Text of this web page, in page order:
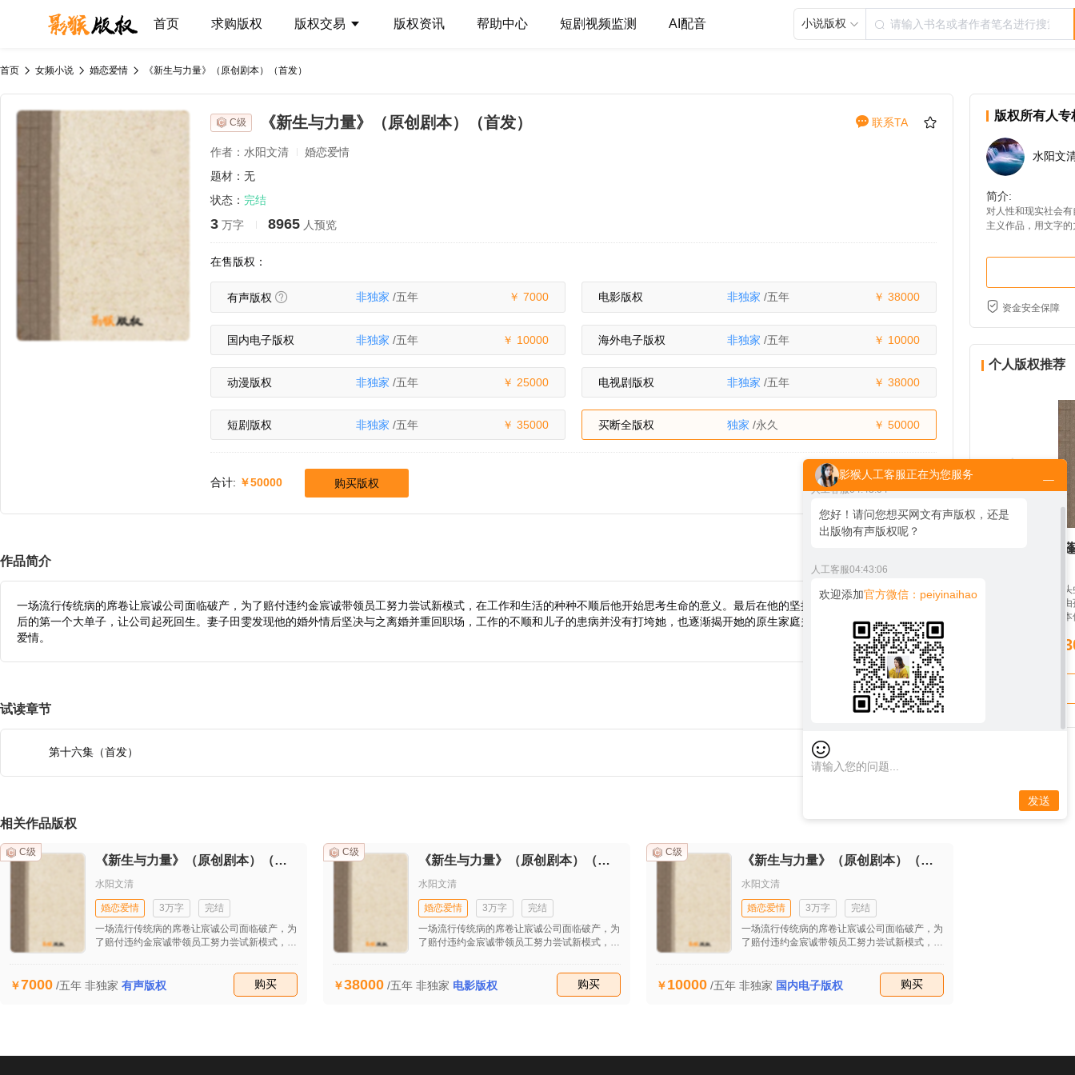
首页 求购版权 版权交易 版权资讯 帮助中心 短剧视频监测 AI配音 小说版权
首页 女频小说 婚恋爱情 《新生与力量》（原创剧本）（首发）
C级 《新生与力量》（原创剧本）（首发） 联系TA
作者：水阳文清
婚恋爱情
题材：无
状态： 完结
3 万字 8965 人预览
在售版权：
有声版权 非独家 /五年 7000 电影版权 非独家 /五年 38000
国内电子版权 非独家 /五年 10000 海外电子版权 非独家 /五年 10000
动漫版权 非独家 /五年 25000 电视剧版权 非独家 /五年 38000
短剧版权 非独家 /五年 35000 买断全版权 独家 /永久 50000
合计: 50000 购买版权
作品简介
一场流行传统病的席卷让宸诚公司面临破产，为了赔付违约金宸诚带领员工努力尝试新模式，在工作和生活的种种不顺后他开始思考生命的意义。最后在他的坚持下成功接到自流行病发生
后的第一个大单子，让公司起死回生。妻子田雯发现他的婚外情后坚决与之离婚并重回职场，工作的不顺和儿子的患病并没有打垮她，也逐渐揭开她的原生家庭关系，同时也收获了美好的
爱情。
试读章节
第十六集（首发）
相关作品版权
C级
《新生与力量》（原创剧本）（首发）
水阳文清
婚恋爱情 3万字
完结
一场流行传统病的席卷让宸诚公司面临破产，为
了赔付违约金宸诚带领员工努力尝试新模式，在
的第一个大单子，让公司起死回生。妻子田雯发
现他的婚外情后坚决与之离婚并重回职场，工作
7000 /五年 非独家 有声版权 购买
C级
《新生与力量》（原创剧本）（首发）
水阳文清
婚恋爱情 3万字
完结
一场流行传统病的席卷让宸诚公司面临破产，为
了赔付违约金宸诚带领员工努力尝试新模式，在
的第一个大单子，让公司起死回生。妻子田雯发
现他的婚外情后坚决与之离婚并重回职场，工作
38000 /五年 非独家 电影版权 购买
C级
《新生与力量》（原创剧本）（首发）
水阳文清
婚恋爱情 3万字
完结
一场流行传统病的席卷让宸诚公司面临破产，为
了赔付违约金宸诚带领员工努力尝试新模式，在
的第一个大单子，让公司起死回生。妻子田雯发
现他的婚外情后坚决与之离婚并重回职场，工作
10000 /五年 非独家 国内电子版权 购买
版权所有人专
水阳文
简介:
对人性和现实社会
主义作品，用文字
求者可联系）
资金安全保障
个人版权推荐
醉
乱石山一役，九
舍利、九叶灵芝
骗得，悟空现了
的万圣公主为偶
远赴岭南，她施
界，安置祖洲岛
婴为徒，他率先
男婴收留。猪八
弄，再见张果老
影猴人工客服正在为您服务
人工客服04:43:04
您好！请问您想买网文有声版权，还是
出版物有声版权呢？
人工客服04:43:06
欢迎添加官方微信：peiyinaihao
发送